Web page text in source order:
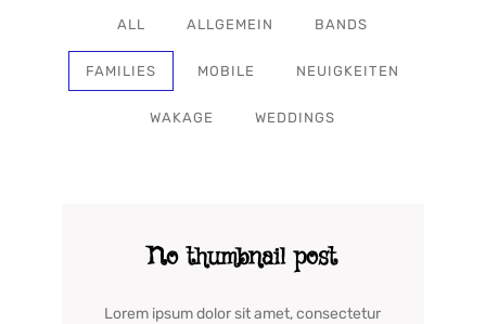
ALL ALLGEMEIN BANDS
FAMILIES MOBILE NEUIGKEITEN
WAKAGE WEDDINGS
No thumbnail post
Lorem ipsum dolor sit amet, consectetur